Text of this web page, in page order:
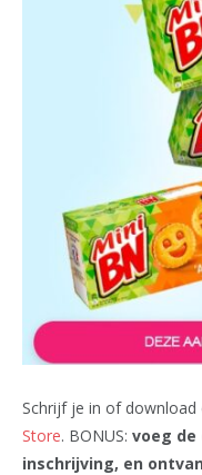
Schrijf je in of download
Store. BONUS: voeg de
inschrijving, en